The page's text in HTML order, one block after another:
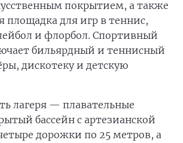
покрытием, а также
площадка для игр в теннис,
и флорбол. Спортивный
бильярдный и теннисный
дискотеку и детскую
лагеря — плавательные
бассейн с артезианской
дорожки по 25 метров, а